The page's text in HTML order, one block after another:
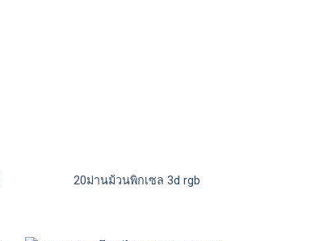
20ม่านม้วนพิกเซล 3d rgb